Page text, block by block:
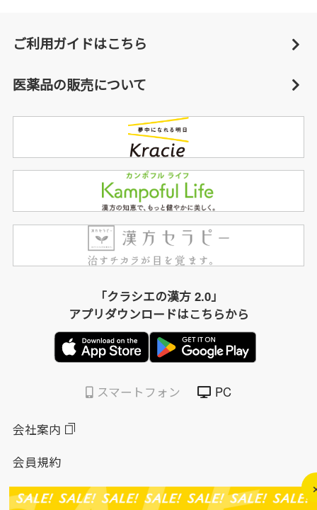
ご利用ガイドはこちら
医薬品の販売について
「クラシエの漢方 2.0」
アプリダウンロードはこちらから
スマートフォン PC
会社案内
会員規約
個人情報保護方針